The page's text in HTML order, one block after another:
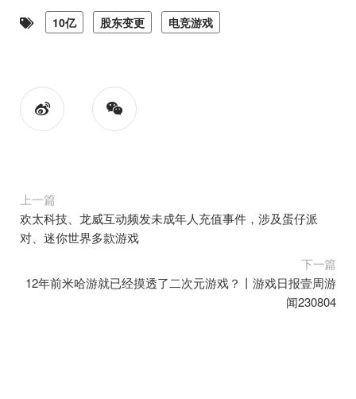
10亿 股东变更 电竞游戏
上一篇
欢太科技、龙威互动频发未成年人充值事件，涉及蛋仔派
对、迷你世界多款游戏
下一篇
12年前米哈游就已经摸透了二次元游戏？丨游戏日报壹周游
闻230804